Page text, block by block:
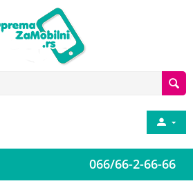
066/66-2-66-66